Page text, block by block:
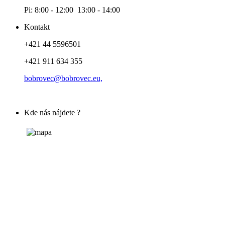
Pi: 8:00 - 12:00 13:00 - 14:00
Kontakt
+421 44 5596501
+421 911 634 355
bobrovec@bobrovec.eu,
Kde nás nájdete ?